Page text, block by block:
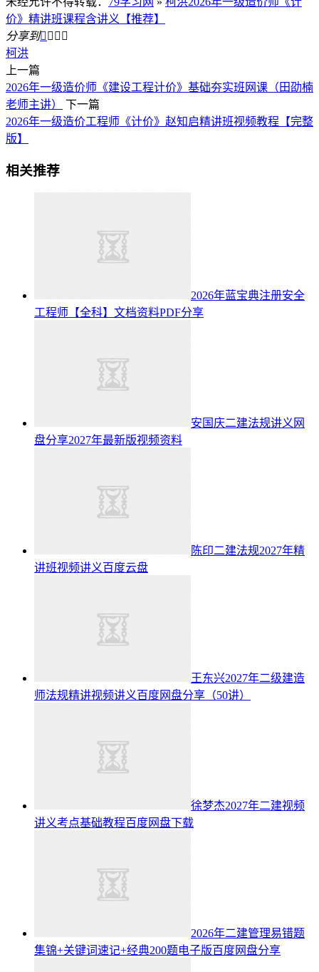
价》精讲班课程含讲义【推荐】
分享到   
柯洪
上一篇
2026年一级造价师《建设工程计价》基础夯实班网课（田劭楠
老师主讲）
下一篇
2026年一级造价工程师《计价》赵知启精讲班视频教程【完整
版】
相关推荐
2026年蓝宝典注册安全
工程师【全科】文档资料PDF分享
安国庆二建法规讲义网
盘分享2027年最新版视频资料
陈印二建法规2027年精
讲班视频讲义百度云盘
王东兴2027年二级建造
师法规精讲视频讲义百度网盘分享（50讲）
徐梦杰2027年二建视频
讲义考点基础教程百度网盘下载
2026年二建管理易错题
集锦+关键词速记+经典200题电子版百度网盘分享